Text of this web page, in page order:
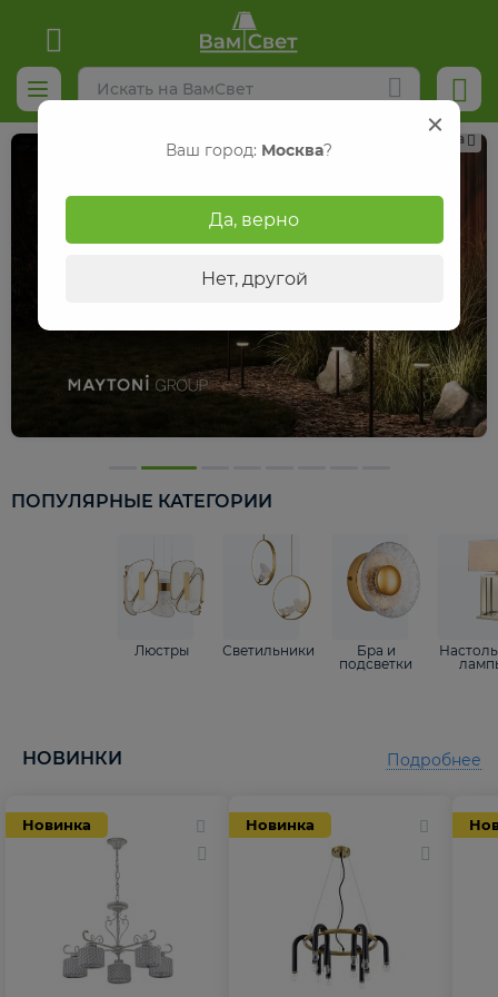
Реклама
ПОПУЛЯРНЫЕ КАТЕГОРИИ
Люстры Светильники
Бра и
подсветки
НОВИНКИ
Новинка Новинка
Подробнее
Ваш город: Москва?
Да, верно
Нет, другой